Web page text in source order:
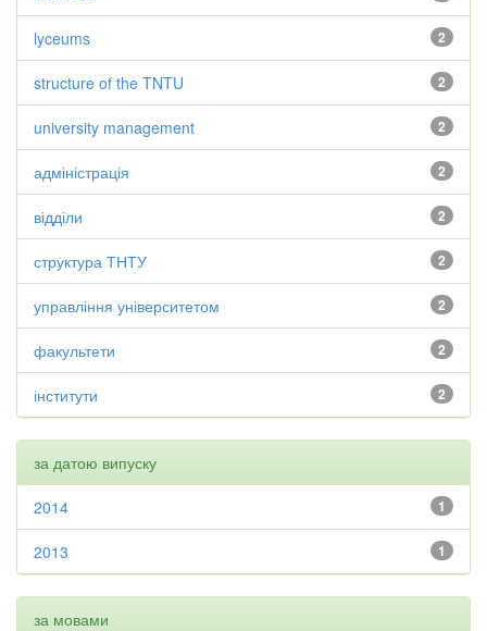
2
lyceums
2
structure of the TNTU
2
university management
2
адміністрація
2
відділи
2
структура ТНТУ
2
управління університетом
2
факультети
2
інститути
за датою випуску
1
2014
1
2013
за мовами